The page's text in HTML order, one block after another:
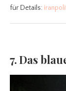
für Details:
7. Das